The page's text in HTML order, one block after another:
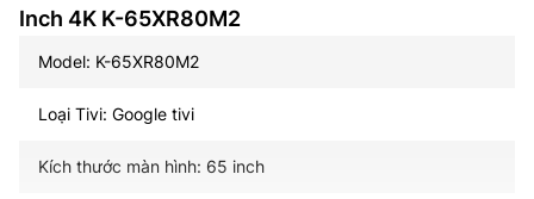
Inch 4K K-65XR80M2
Model: K-65XR80M2
Loại Tivi: Google tivi
Kích thước màn hình: 65 inch